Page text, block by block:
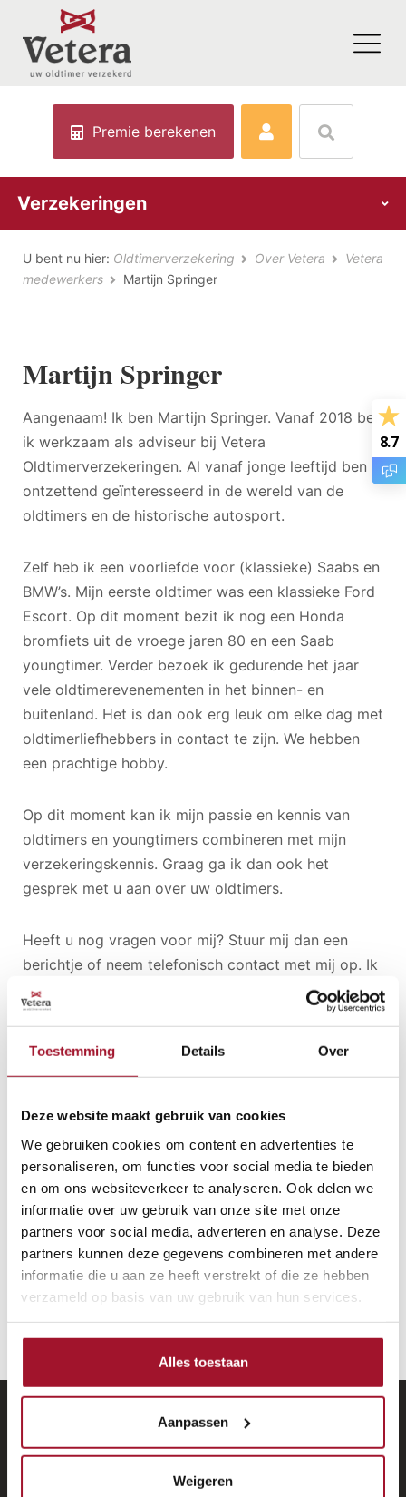
Toestemming Details Over
Deze website maakt gebruik van cookies
We gebruiken cookies om content en advertenties te
personaliseren, om functies voor social media te bieden
en om ons websiteverkeer te analyseren. Ook delen we
informatie over uw gebruik van onze site met onze
partners voor social media, adverteren en analyse. Deze
partners kunnen deze gegevens combineren met andere
informatie die u aan ze heeft verstrekt of die ze hebben
verzameld op basis van uw gebruik van hun services.
Alles toestaan
Aanpassen
Weigeren
Premie berekenen
Verzekeringen
U bent nu hier: Oldtimerverzekering Over Vetera
Vetera
medewerkers
Martijn Springer
Martijn Springer
Aangenaam! Ik ben Martijn Springer. Vanaf 2018 ben
ik werkzaam als adviseur bij Vetera
Oldtimerverzekeringen. Al vanaf jonge leeftijd ben ik
ontzettend geïnteresseerd in de wereld van de
oldtimers en de historische autosport.
Zelf heb ik een voorliefde voor (klassieke) Saabs en
BMW’s. Mijn eerste oldtimer was een klassieke Ford
Escort. Op dit moment bezit ik nog een Honda
bromfiets uit de vroege jaren 80 en een Saab
youngtimer. Verder bezoek ik gedurende het jaar
vele oldtimerevenementen in het binnen- en
buitenland. Het is dan ook erg leuk om elke dag met
oldtimerliefhebbers in contact te zijn. We hebben
een prachtige hobby.
Op dit moment kan ik mijn passie en kennis van
oldtimers en youngtimers combineren met mijn
verzekeringskennis. Graag ga ik dan ook het
gesprek met u aan over uw oldtimers.
Heeft u nog vragen voor mij? Stuur mij dan een
berichtje of neem telefonisch contact met mij op. Ik
help u graag verder!
Vetera Verzekeringen
Oldtimer autoverzekering
8.7